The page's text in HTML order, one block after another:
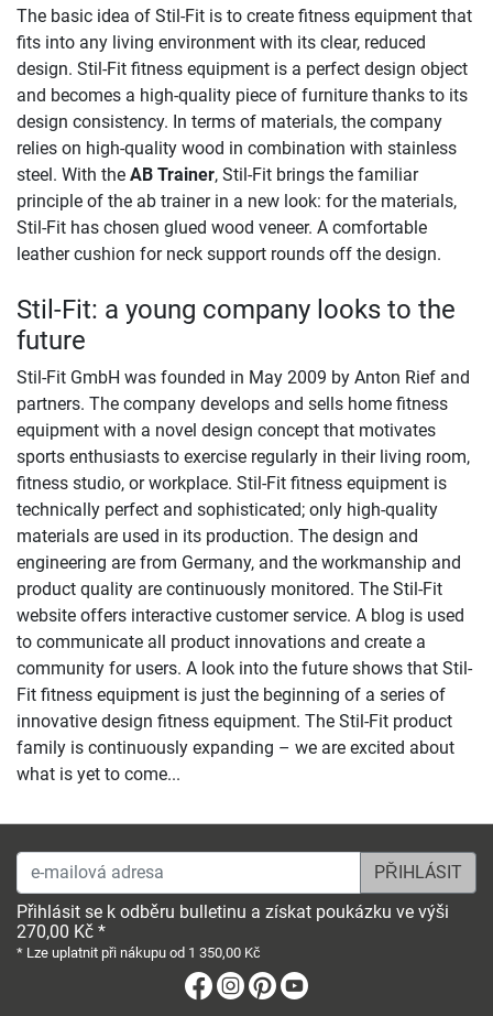
The basic idea of Stil-Fit is to create fitness equipment that
fits into any living environment with its clear, reduced
design. Stil-Fit fitness equipment is a perfect design object
and becomes a high-quality piece of furniture thanks to its
design consistency. In terms of materials, the company
relies on high-quality wood in combination with stainless
steel. With the AB Trainer, Stil-Fit brings the familiar
principle of the ab trainer in a new look: for the materials,
Stil-Fit has chosen glued wood veneer. A comfortable
leather cushion for neck support rounds off the design.
Stil-Fit: a young company looks to the
future
Stil-Fit GmbH was founded in May 2009 by Anton Rief and
partners. The company develops and sells home fitness
equipment with a novel design concept that motivates
sports enthusiasts to exercise regularly in their living room,
fitness studio, or workplace. Stil-Fit fitness equipment is
technically perfect and sophisticated; only high-quality
materials are used in its production. The design and
engineering are from Germany, and the workmanship and
product quality are continuously monitored. The Stil-Fit
website offers interactive customer service. A blog is used
to communicate all product innovations and create a
community for users. A look into the future shows that Stil-
Fit fitness equipment is just the beginning of a series of
innovative design fitness equipment. The Stil-Fit product
family is continuously expanding – we are excited about
what is yet to come...
e-mailová adresa
Přihlásit se k odběru bulletinu a získat poukázku ve výši
270,00 Kč *
* Lze uplatnit při nákupu od 1 350,00 Kč
Facebook
Instagram
Pinterest